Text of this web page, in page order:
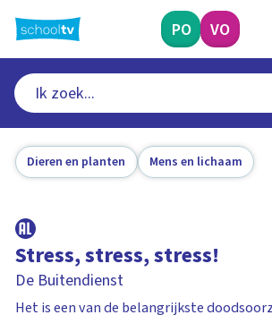
naar
hoofdinhoud
PO VO
Dieren en planten Mens en lichaam
Stress, stress, stress!
De Buitendienst
Het is een van de belangrijkste